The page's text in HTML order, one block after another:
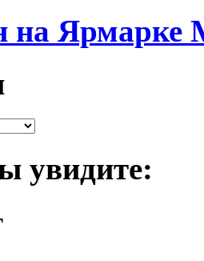
на Ярмарке
увидите: